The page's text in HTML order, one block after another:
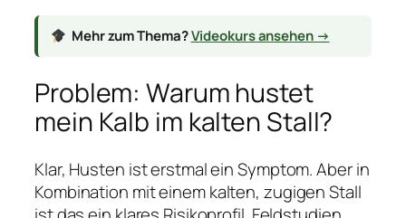
Mehr zum Thema?Videokurs ansehen →
Problem: Warum hustet
mein Kalb im kalten Stall?
Klar, Husten ist erstmal ein Symptom. Aber in
Kombination mit einem kalten, zugigen Stall